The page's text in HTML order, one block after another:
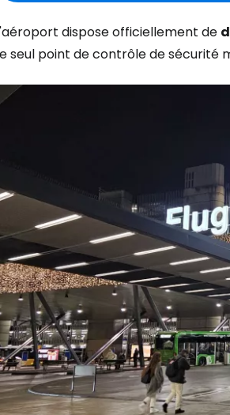
dispose officiellement de
seul point de contrôle de sécurité